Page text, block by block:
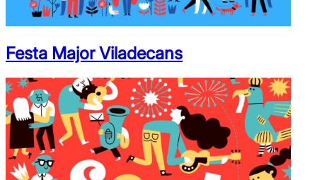
Festa Major Viladecans